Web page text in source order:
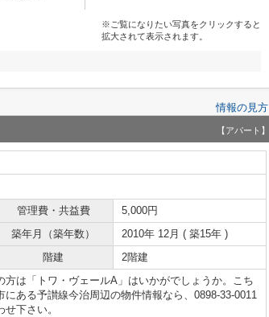
※ご覧になりたい写真をクリックすると
拡大されて表示されます。
情報の見方
【アパート】
管理費・共益費
5,000円
築年月（築年数）
2010年 12月 ( 築15年 )
階建 2階建
は「トワ・ヴェールA」はいかがでしょうか。こち
にある予讃線今治周辺の物件情報なら、0898-33-0011
下さい。